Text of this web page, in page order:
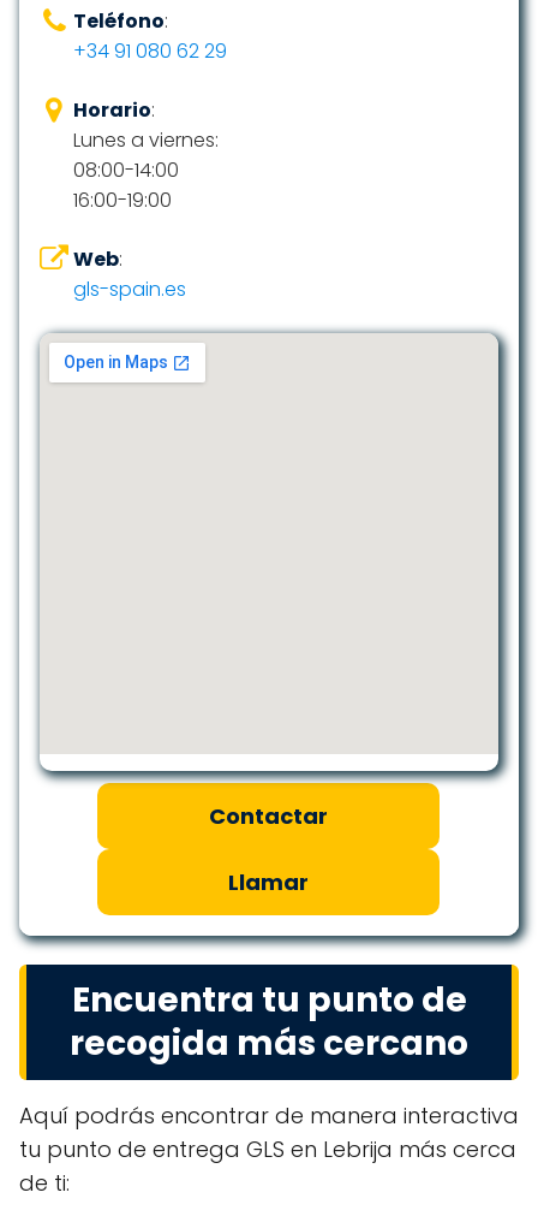
Teléfono:
+34 91 080 62 29
Horario:
Lunes a viernes:
08:00-14:00
16:00-19:00
Web:
gls-spain.es
Contactar
Llamar
Encuentra tu punto de
recogida más cercano
Aquí podrás encontrar de manera interactiva
tu punto de entrega GLS en Lebrija más cerca
de ti: